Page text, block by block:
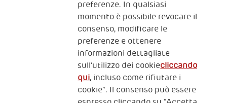
2, Piazza Duca degli Abruzzi 34132
Trieste Italy
Fiscal code (Italy) 90017740326
preferenze. In qualsiasi
momento è possibile revocare il
consenso, modificare le
preferenze e ottenere
informazioni dettagliate
sull’utilizzo dei cookiecliccando
qui, incluso come rifiutare i
cookie". Il consenso può essere